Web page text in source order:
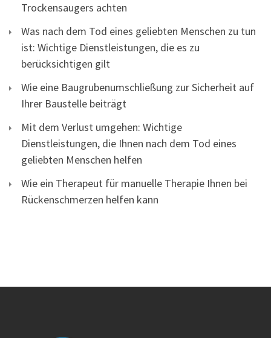
Trockensaugers achten
Was nach dem Tod eines geliebten Menschen zu tun
ist: Wichtige Dienstleistungen, die es zu
berücksichtigen gilt
Wie eine Baugrubenumschließung zur Sicherheit auf
Ihrer Baustelle beiträgt
Mit dem Verlust umgehen: Wichtige
Dienstleistungen, die Ihnen nach dem Tod eines
geliebten Menschen helfen
Wie ein Therapeut für manuelle Therapie Ihnen bei
Rückenschmerzen helfen kann